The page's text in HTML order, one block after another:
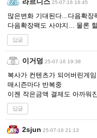
25-07-16 16:45
많은변화 기대된다...다음확장
다음확장팩도 사야지... 물론
답글
이거덩 25-07-16 19:38
복사가 컨텐츠가 되어버린게임
매시즌마다 반복중
이젠 작은금액 결제도 아까워
답글
2sjun 25-07-16 21:13